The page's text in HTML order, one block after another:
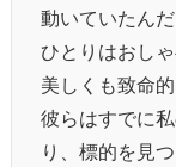
動いていたんだ
ひとりはおし
美しくも致命
彼らはすでに
り、標的を見